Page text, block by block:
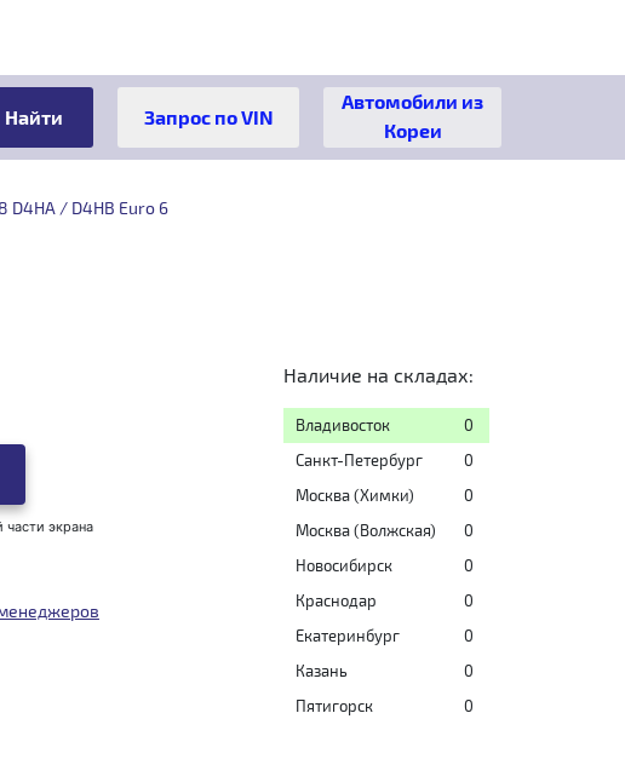
Автомобили из
Кореи
D4HA / D4HB Euro 6
части экрана
Наличие на складах:
Владивосток
0
Санкт-Петербург
0
Москва (Химки)
0
Москва (Волжская)
0
Новосибирск
0
Краснодар
0
Екатеринбург
0
Казань
0
Пятигорск
0